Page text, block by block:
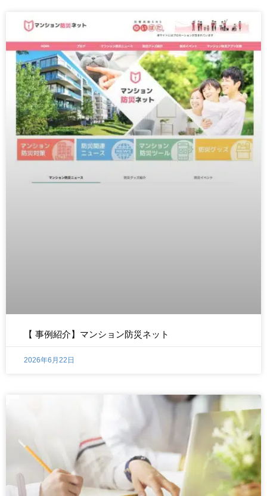
【 事例紹介】マンション防災ネット
2026年6月22日